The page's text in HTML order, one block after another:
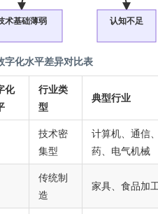
术基础薄弱 认知不足
字化水平差异对比表
化
行业类
型
典型行业
技术密
集型
计算机、通信
药、电气机械
传统制
造
家具、食品加